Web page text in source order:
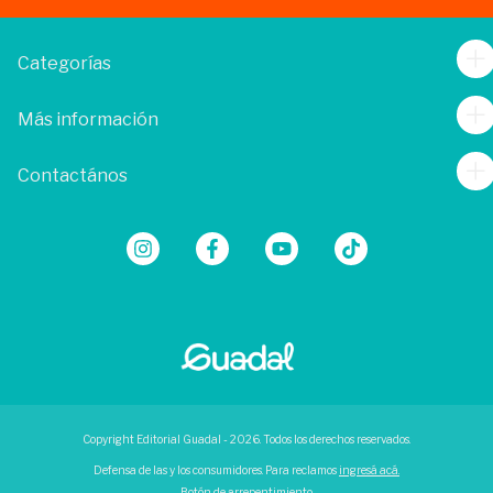
Categorías
Más información
Contactános
Copyright Editorial Guadal - 2026. Todos los derechos reservados.
Defensa de las y los consumidores. Para reclamos ingresá acá.